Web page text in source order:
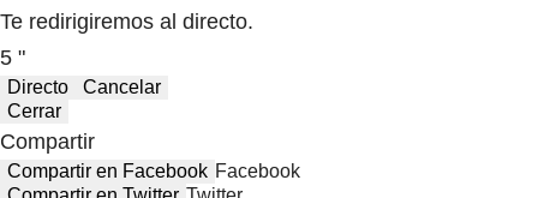
Te redirigiremos al directo.
5 "
Directo
Cancelar
Cerrar
Compartir
Compartir en Facebook Facebook